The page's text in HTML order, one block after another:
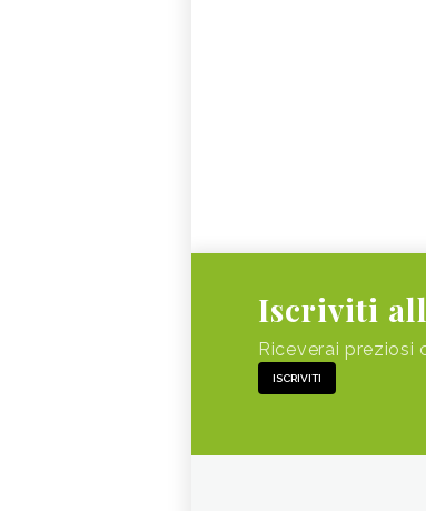
Iscriviti
Riceverai preziosi
ISCRIVITI